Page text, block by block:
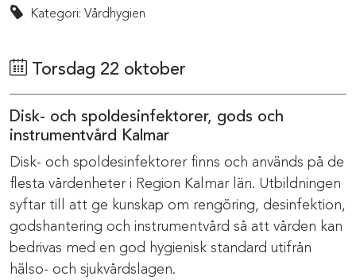
Kategori: Vårdhygien
Torsdag 22 oktober
Disk- och spoldesinfektorer, gods och
instrumentvård Kalmar
Disk- och spoldesinfektorer finns och används på de
flesta vårdenheter i Region Kalmar län. Utbildningen
syftar till att ge kunskap om rengöring, desinfektion,
godshantering och instrumentvård så att vården kan
bedrivas med en god hygienisk standard utifrån
hälso- och sjukvårdslagen.